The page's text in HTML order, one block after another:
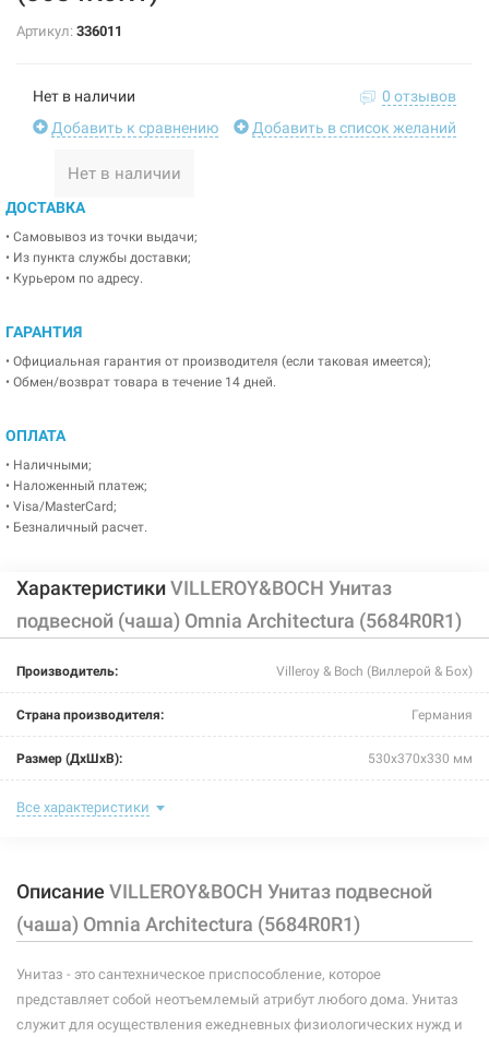
Артикул: 336011
Нет в наличии
0 отзывов
Добавить к сравнению
Добавить в список желаний
Нет в наличии
ДОСТАВКА
• Самовывоз из точки выдачи;
• Из пункта службы доставки;
• Курьером по адресу.
ГАРАНТИЯ
• Официальная гарантия от производителя (если таковая имеется);
• Обмен/возврат товара в течение 14 дней.
ОПЛАТА
• Наличными;
• Наложенный платеж;
• Visa/MasterCard;
• Безналичный расчет.
ХарактеристикиVILLEROY&BOCH Унитаз
подвесной (чаша) Omnia Architectura (5684R0R1)
Производитель: Villeroy & Boch (Виллерой & Бох)
Страна производителя: Германия
Размер (ДxШxВ): 530x370x330 мм
Тип:
Форма: овальная
Подвод воды:
Выпуск: горизонтальный
Сидение (крышка): без сидения
Все характеристики
Описание VILLEROY&BOCH Унитаз подвесной
(чаша) Omnia Architectura (5684R0R1)
Унитаз - это сантехническое приспособление, которое
представляет собой неотъемлемый атрибут любого дома. Унитаз
служит для осуществления ежедневных физиологических нужд и